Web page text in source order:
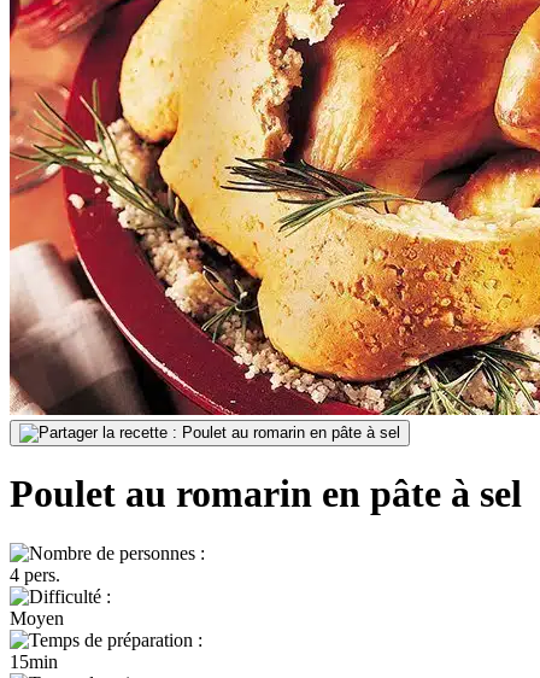
Poulet au romarin en pâte à sel
4 pers.
Moyen
15min